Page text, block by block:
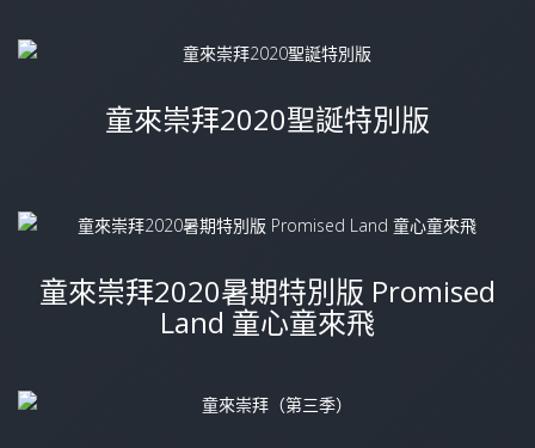
童來崇拜2020聖誕特別版
童來崇拜2020暑期特別版 Promised
Land 童心童來飛